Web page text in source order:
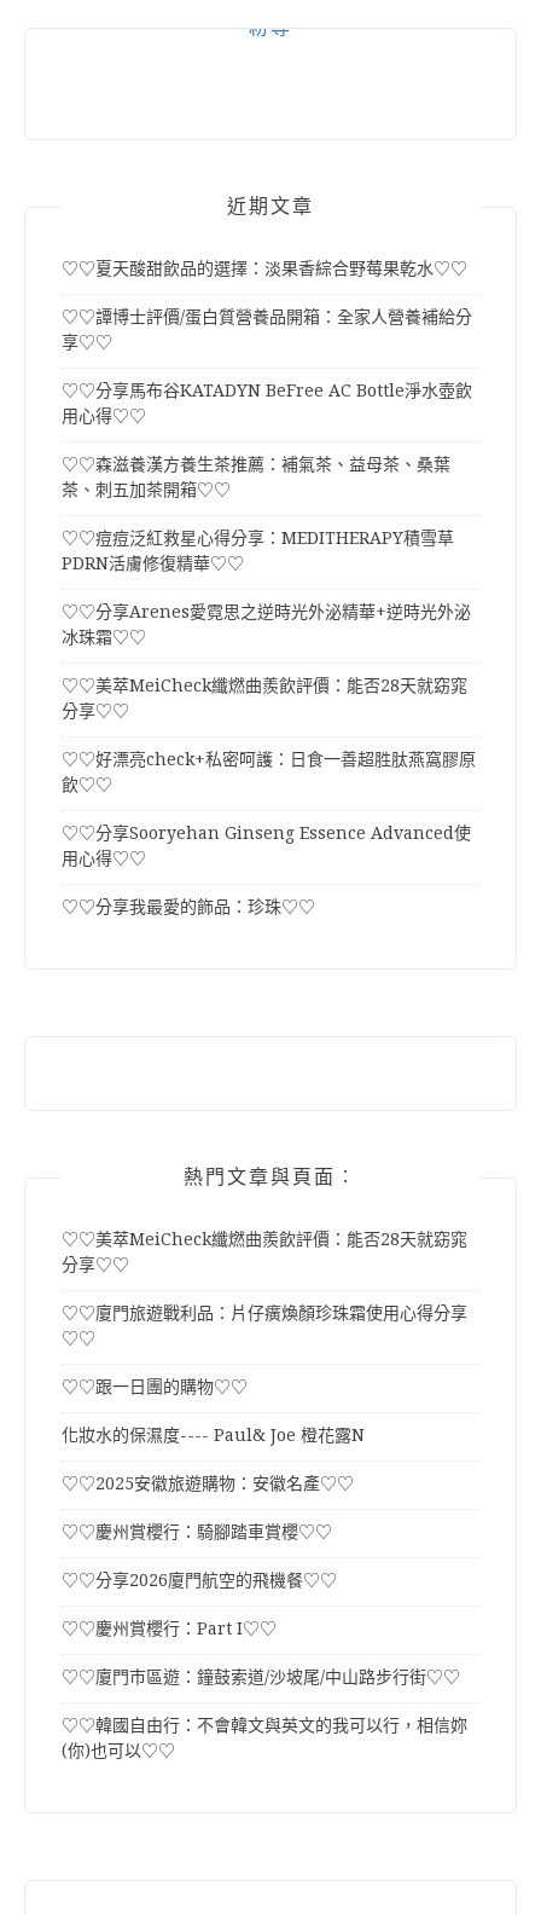
粉專
近期文章
♡♡夏天酸甜飲品的選擇：淡果香綜合野莓果乾水♡♡
♡♡譚博士評價/蛋白質營養品開箱：全家人營養補給分
享♡♡
♡♡分享馬布谷KATADYN BeFree AC Bottle淨水壺飲
用心得♡♡
♡♡森滋養漢方養生茶推薦：補氣茶、益母茶、桑葉
茶、刺五加茶開箱♡♡
♡♡痘痘泛紅救星心得分享：MEDITHERAPY積雪草
PDRN活膚修復精華♡♡
♡♡分享Arenes愛霓思之逆時光外泌精華+逆時光外泌
冰珠霜♡♡
♡♡美萃MeiCheck纖燃曲羨飲評價：能否28天就窈窕
分享♡♡
♡♡好漂亮check+私密呵護：日食一善超胜肽燕窩膠原
飲♡♡
♡♡分享Sooryehan Ginseng Essence Advanced使
用心得♡♡
♡♡分享我最愛的飾品：珍珠♡♡
熱門文章與頁面︰
♡♡美萃MeiCheck纖燃曲羨飲評價：能否28天就窈窕
分享♡♡
♡♡廈門旅遊戰利品：片仔癀煥顏珍珠霜使用心得分享
♡♡
♡♡跟一日團的購物♡♡
化妝水的保濕度---- Paul& Joe 橙花露N
♡♡2025安徽旅遊購物：安徽名產♡♡
♡♡慶州賞櫻行：騎腳踏車賞櫻♡♡
♡♡分享2026廈門航空的飛機餐♡♡
♡♡慶州賞櫻行：Part I♡♡
♡♡廈門市區遊：鐘鼓索道/沙坡尾/中山路步行街♡♡
♡♡韓國自由行：不會韓文與英文的我可以行，相信妳
(你)也可以♡♡